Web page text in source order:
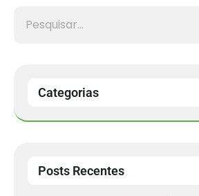
Categorias
Posts Recentes